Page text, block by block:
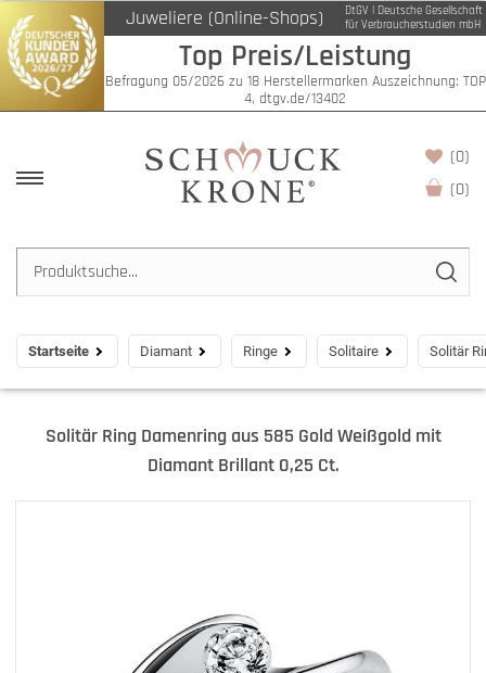
Juweliere (Online-Shops)
DtGV | Deutsche Gesellschaft
für Verbraucherstudien mbH
Top Preis/Leistung
Befragung 05/2026 zu 18 Herstellermarken Auszeichnung: TOP
4, dtgv.de/13402
(0)
(0)
Startseite Diamant Ringe Solitaire Solitär
Solitär Ring Damenring aus 585 Gold Weißgold mit
Diamant Brillant 0,25 Ct.